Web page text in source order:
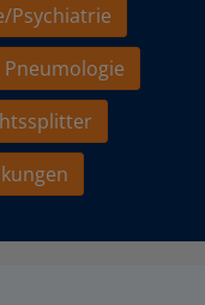
Psychiatrie
Pneumologie